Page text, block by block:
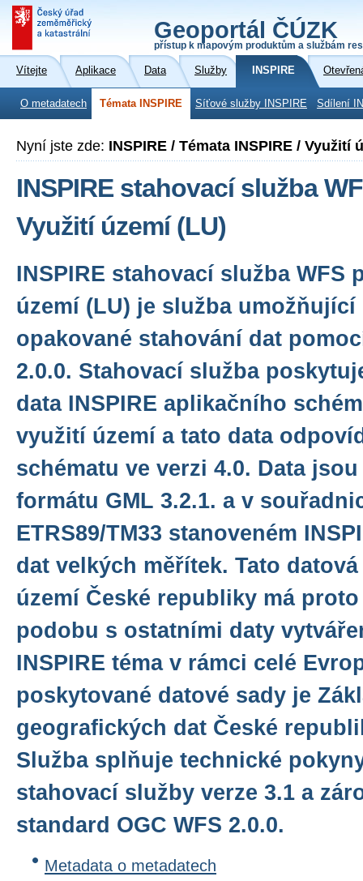
Geoportál ČÚZK
přístup k mapovým produktům a službám
Vítejte Aplikace Data Služby INSPIRE
O metadatech Témata INSPIRE Síťové služby INSPIRE Sdílení
Nyní jste zde: INSPIRE / Témata INSPIRE / Využití
INSPIRE stahovací služba
Využití území (LU)
INSPIRE stahovací služba WFS
území (LU) je služba
opakované stahování dat
2.0.0. Stahovací služba
data INSPIRE aplikačního
využití území a tato data
schématu ve verzi 4.0. Data
formátu GML 3.2.1. a v
ETRS89/TM33 stanoveném
dat velkých měřítek. Tato
území České republiky má
podobu s ostatními daty
INSPIRE téma v rámci celé
poskytované datové sady je
geografických dat České
Služba splňuje technické
stahovací služby verze 3.1 a
standard OGC WFS 2.0.0.
Metadata o metadatech